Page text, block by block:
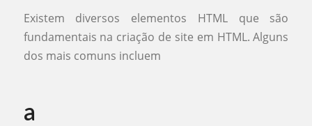
Existem diversos elementos HTML que são
fundamentais na criação de site em HTML. Alguns
dos mais comuns incluem
a